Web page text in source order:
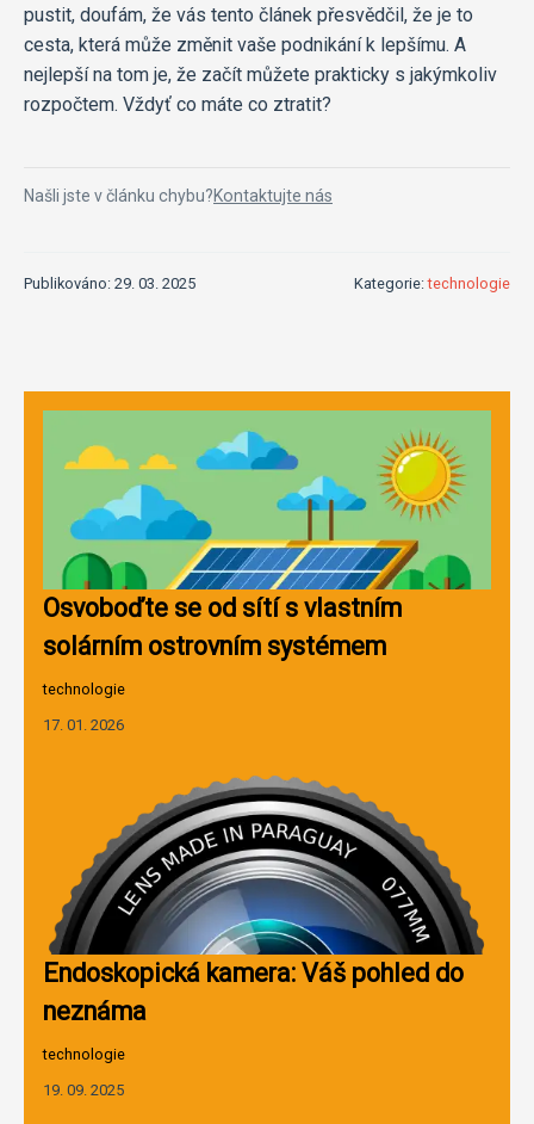
pustit, doufám, že vás tento článek přesvědčil, že je to
cesta, která může změnit vaše podnikání k lepšímu. A
nejlepší na tom je, že začít můžete prakticky s jakýmkoliv
rozpočtem. Vždyť co máte co ztratit?
Našli jste v článku chybu?Kontaktujte nás
Publikováno: 29. 03. 2025 Kategorie:technologie
Osvoboďte se od sítí s vlastním
solárním ostrovním systémem
technologie
17. 01. 2026
Endoskopická kamera: Váš pohled do
neznáma
technologie
19. 09. 2025